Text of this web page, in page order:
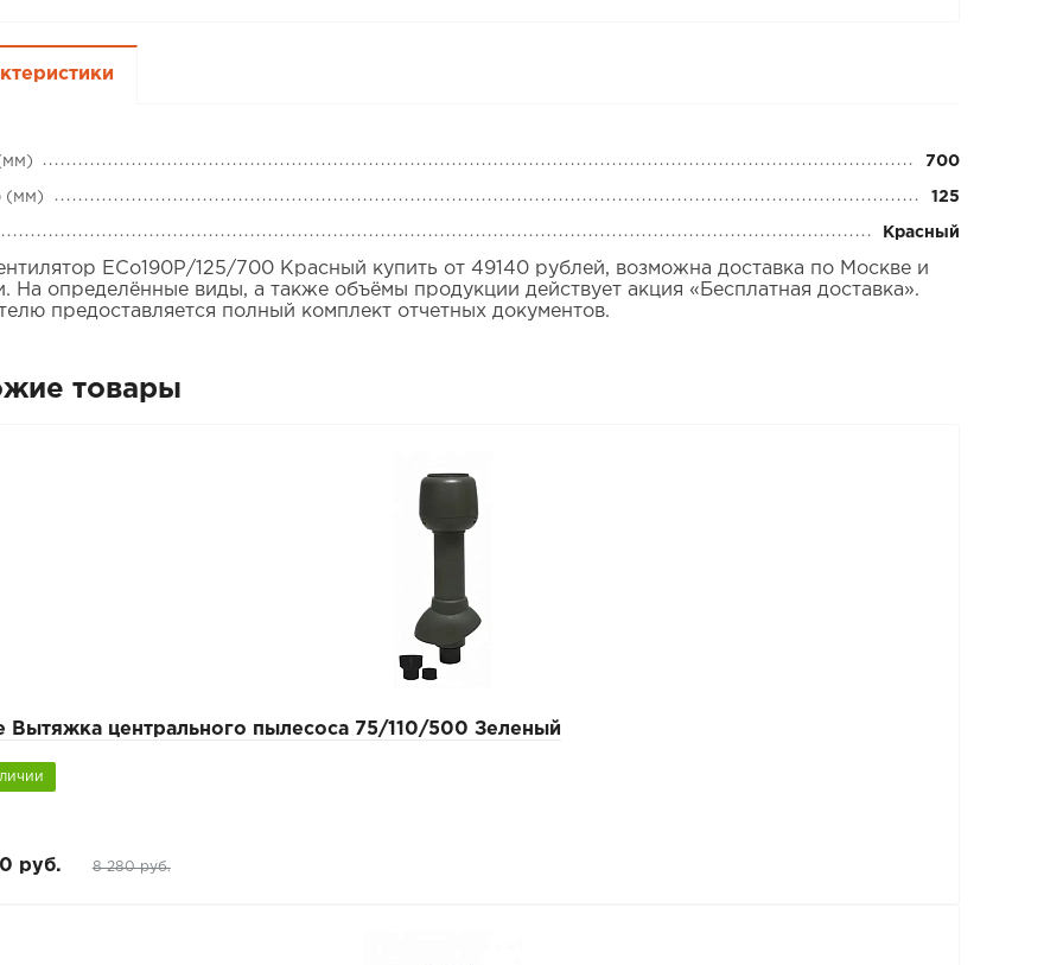
700
(мм) 125
Красный
ECo190Р/125/700 Красный купить от 49140 рублей, возможна доставка по Москве и
На определённые виды, а также объёмы продукции действует акция «Бесплатная доставка».
предоставляется полный комплект отчетных документов.
товары
Вытяжка центрального пылесоса 75/110/500 Зеленый
руб. 8 280 руб.